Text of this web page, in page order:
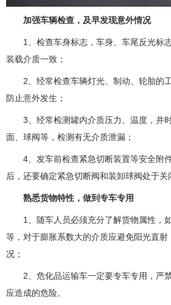
加强车辆检查，及早发现意外情况
1、检查车身标志，车身、车尾反光标
装载介质一致；
2、经常检查车辆灯光、制动、轮胎的
防止意外发生；
3、经常检测罐内介质压力、温度，并
面、球阀等，检测有无介质泄漏；
4、发车前检查紧急切断装置等安全附
后，还要确定紧急切断阀和装卸球阀处于关
熟悉货物特性，做到专车专用
1、随车人员必须充分了解货物属性，
等，对于膨胀系数大的介质应避免阳光直
况；
2、危化品运输车一定要专车专用，严
应造成的危险。